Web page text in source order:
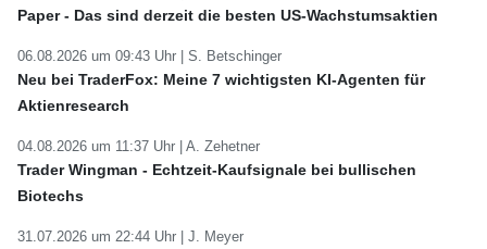
Paper - Das sind derzeit die besten US-Wachstumsaktien
06.08.2026 um 09:43 Uhr | S. Betschinger
Neu bei TraderFox: Meine 7 wichtigsten KI-Agenten für
Aktienresearch
04.08.2026 um 11:37 Uhr | A. Zehetner
Trader Wingman - Echtzeit-Kaufsignale bei bullischen
Biotechs
31.07.2026 um 22:44 Uhr | J. Meyer